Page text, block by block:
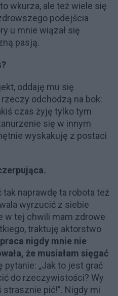
wkurza, ale też wiele się
podejścia
u mnie wiązał się
pasją.
oddaję mu się
odchodzą na bok:
czas żyję tylko tym
się w innym
wyskakuję z postaci
naprawdę ta robota też
wyrzucić z siebie
w tej chwili mam zdrowe
traktuję aktorstwo
nigdy mnie nie
że musiałam sięgać
pytanie: „Jak to jest grać
do rzeczywistości? Wy
pić!”. Nigdy mi